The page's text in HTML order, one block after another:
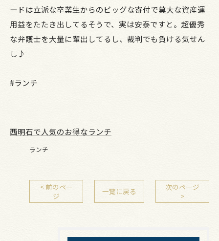
ードは立派な卒業生からのビッグな寄付で莫大な資産運
用益をたたき出してるそうで、実は安泰ですと。超優秀
な弁護士を大量に輩出してるし、裁判でも負ける気せん
し♪
#ランチ
西明石で人気のお得なランチ
ランチ
< 前のペー
ジ
一覧に戻る
次のページ
>